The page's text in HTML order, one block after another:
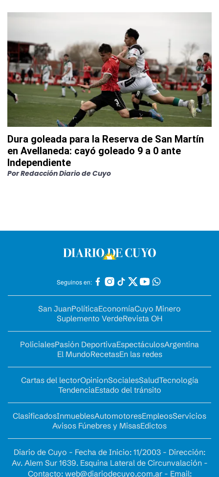
Dura goleada para la Reserva de San Martín
en Avellaneda: cayó goleado 9 a 0 ante
Independiente
PorRedacción Diario de Cuyo
Seguinos en:
San JuanPolíticaEconomíaCuyo Minero
Suplemento VerdeRevista OH
PolicialesPasión DeportivaEspectáculosArgentina
El MundoRecetasEn las redes
Cartas del lectorOpinionSocialesSaludTecnología
TendenciaEstado del tránsito
ClasificadosInmueblesAutomotoresEmpleosServicios
Avisos Fúnebres y MisasEdictos
Diario de Cuyo - Fecha de Inicio: 11/2003 - Dirección:
Av. Alem Sur 1639. Esquina Lateral de Circunvalación -
Contacto: web@diariodecuyo.com.ar- Email: